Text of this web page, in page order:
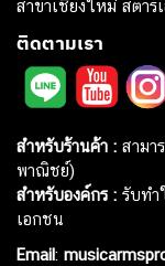
สาขาเชียงใหม่ สตาร์
ติดตามเรา
สำหรับร้านค้า : สามา
พาณิชย์)
สำหรับองค์กร : รับทำ
เอกชน
Email: